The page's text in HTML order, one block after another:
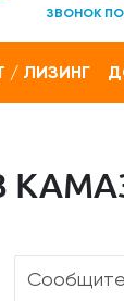
ЗВОНОК
/ ЛИЗИНГ